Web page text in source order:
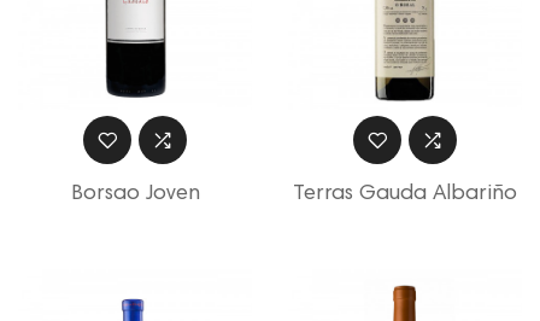
Borsao Joven Terras Gauda Albariño